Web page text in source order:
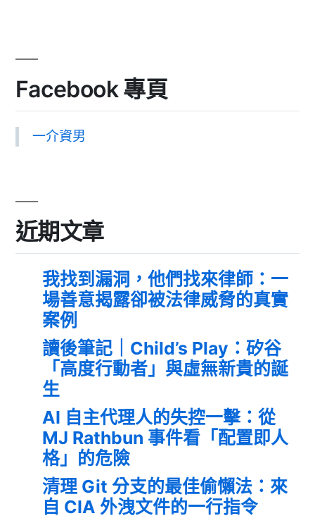
Facebook 專頁
一介資男
近期文章
我找到漏洞，他們找來律師：一
場善意揭露卻被法律威脅的真實
案例
讀後筆記｜Child’s Play：矽谷
「高度行動者」與虛無新貴的誕
生
AI 自主代理人的失控一擊：從
MJ Rathbun 事件看「配置即人
格」的危險
清理 Git 分支的最佳偷懶法：來
自 CIA 外洩文件的一行指令